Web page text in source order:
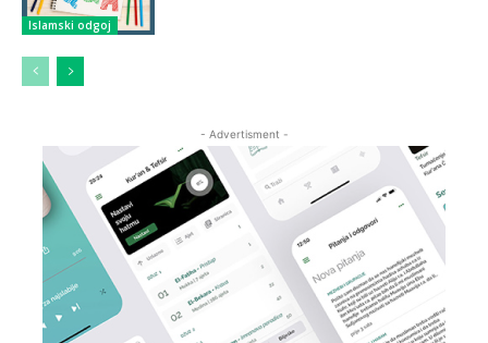
Islamski odgoj
- Advertisment -